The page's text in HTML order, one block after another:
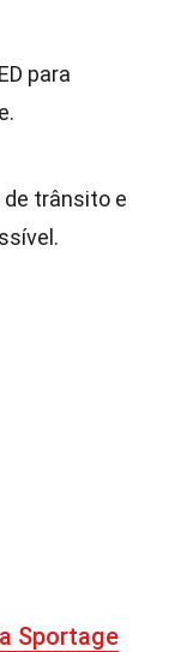
para
trânsito e
Sportage